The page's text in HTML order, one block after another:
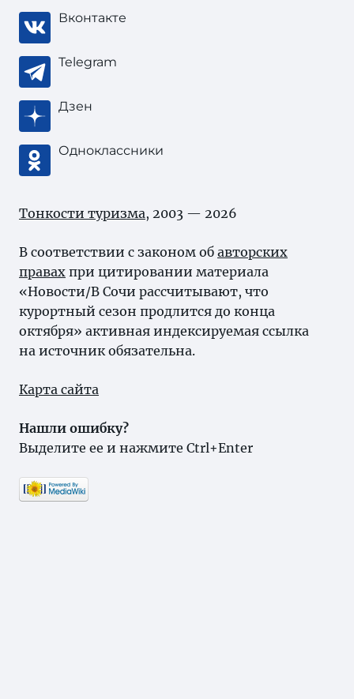
Вконтакте
Telegram
Дзен
Одноклассники
Тонкости туризма, 2003 — 2026
В соответствии с законом об авторских
правах при цитировании материала
«Новости/В Сочи рассчитывают, что
курортный сезон продлится до конца
октября» активная индексируемая ссылка
на источник обязательна.
Карта сайта
Нашли ошибку?
Выделите ее и нажмите Ctrl+Enter